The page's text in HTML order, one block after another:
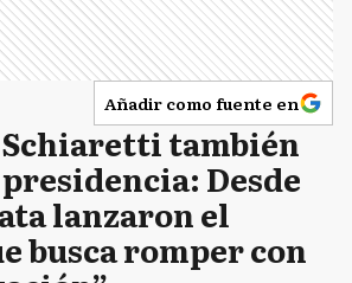
Añadir como fuente en
también
Desde
lanzaron el
busca romper con